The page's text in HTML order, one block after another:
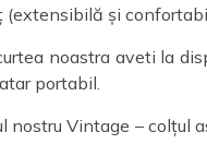
(extensibilă și
noastra aveti la
portabil.
nostru Vintage – colțul